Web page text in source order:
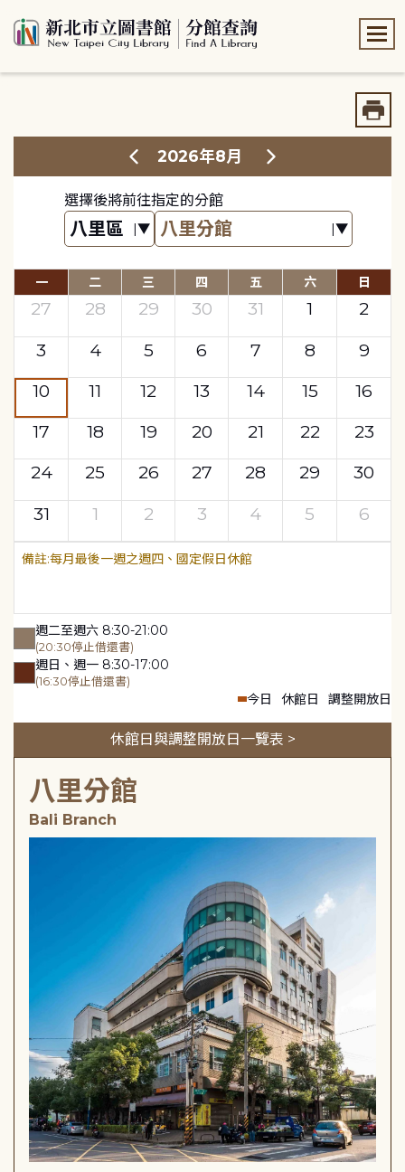
2026年8月
選擇後將前往指定的分館
一 二 三 四 五 六 日
27 28 29 30 31 1
2
3
4 5 6 7 8
9
10
11 12 13 14 15
16
17
18 19 20 21 22
23
24
25 26 27 28 29
30
31
1 2 3 4 5 6
每月最後一週之週四、國定假日休館
週二至週六 8:30-21:00
(20:30停止借還書)
週日、週一 8:30-17:00
(16:30停止借還書)
今日 休館日 調整開放日
休館日與調整開放日一覽表 >
八里分館
Bali Branch